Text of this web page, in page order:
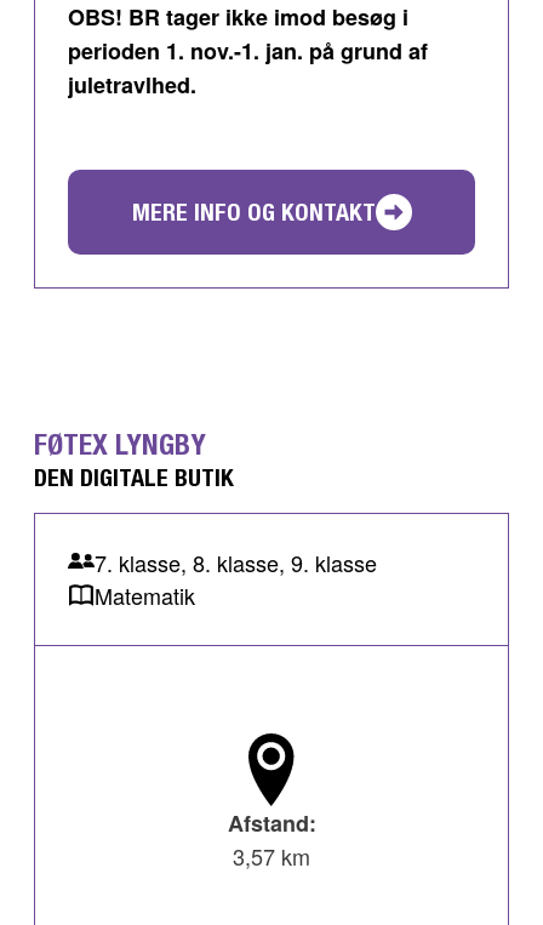
OBS! BR tager ikke imod besøg i
perioden 1. nov.-1. jan. på grund af
juletravlhed.
MERE INFO OG KONTAKT
FØTEX LYNGBY
DEN DIGITALE BUTIK
7. klasse, 8. klasse, 9. klasse
Matematik
Afstand:
3,57 km